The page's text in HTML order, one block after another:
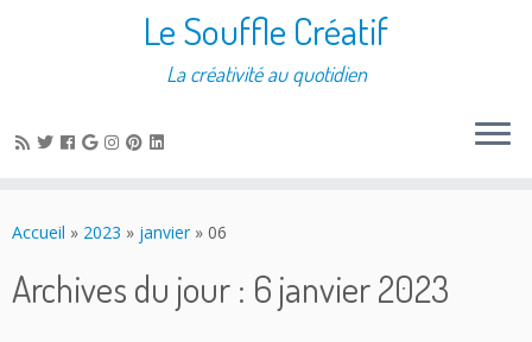
Le Souffle Créatif
La créativité au quotidien
Accueil » 2023 » janvier » 06
Archives du jour : 6 janvier 2023